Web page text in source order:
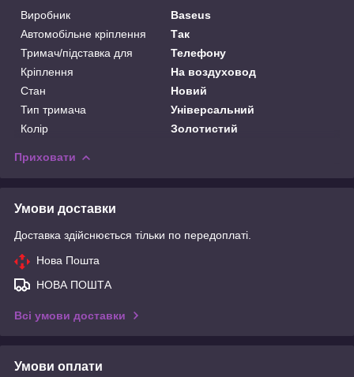
Виробник
Baseus
Автомобільне кріплення
Так
Тримач/підставка для
Телефону
Кріплення
На воздуховод
Стан
Новий
Тип тримача
Універсальний
Колір
Золотистий
Приховати
Умови доставки
Доставка здійснюється тільки по передоплаті.
Нова Пошта
НОВА ПОШТА
Всі умови доставки
Умови оплати